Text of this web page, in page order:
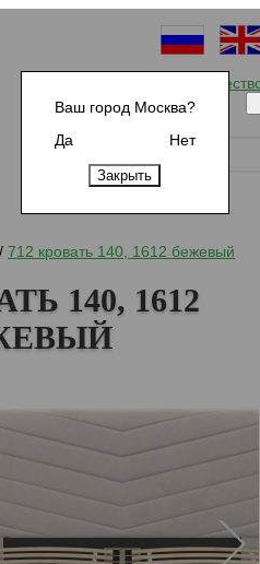
Ваш город Москва?
Да
Нет
Начать
/ 712 кровать 140, 1612 бежевый
140, 1612